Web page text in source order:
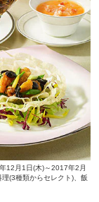
12月1日(木)～2017年2月
(3種類からセレクト)、飯